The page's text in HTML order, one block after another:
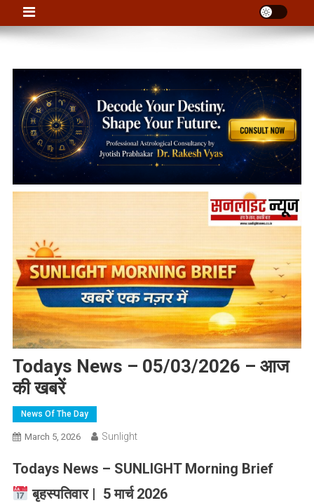
Todays News – 05/03/2026 – आज
की खबरें
News Of The Day
March 5, 2026 Sunlight
Todays News – SUNLIGHT Morning Brief
बृहस्पतिवार | 5 मार्च 2026